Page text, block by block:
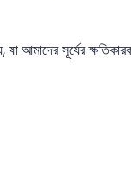
সূর্যের